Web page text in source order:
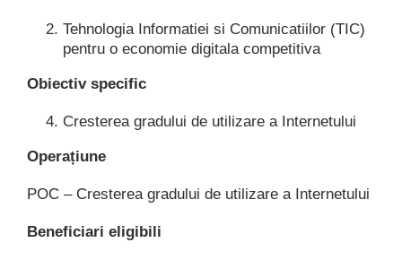
Tehnologia Informatiei si Comunicatiilor (TIC)
pentru o economie digitala competitiva
Obiectiv specific
Cresterea gradului de utilizare a Internetului
Operațiune
POC – Cresterea gradului de utilizare a Internetului
Beneficiari eligibili